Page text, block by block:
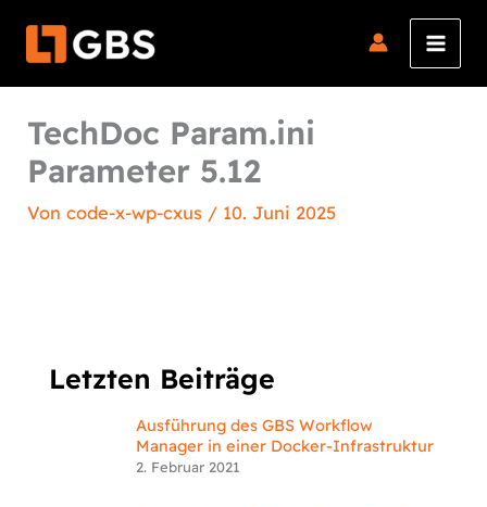
Inhalt
TechDoc Param.ini
Parameter 5.12
Voncode-x-wp-cxus / 10. Juni 2025
Letzten Beiträge
Ausführung des GBS Workflow
Manager in einer Docker-Infrastruktur
2. Februar 2021